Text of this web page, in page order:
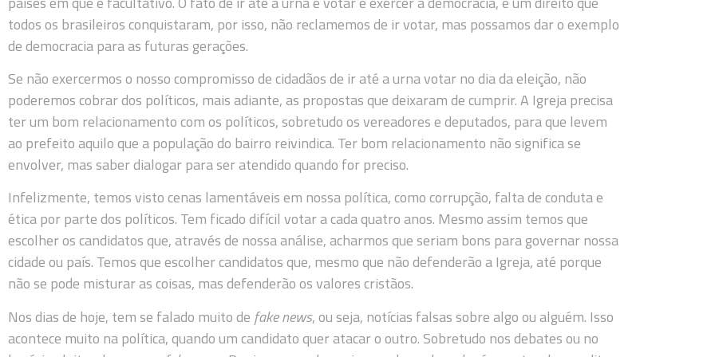
todos os brasileiros conquistaram, por isso, não reclamemos de ir votar, mas possamos dar o exemplo
de democracia para as futuras gerações.
Se não exercermos o nosso compromisso de cidadãos de ir até a urna votar no dia da eleição, não
poderemos cobrar dos políticos, mais adiante, as propostas que deixaram de cumprir. A Igreja precisa
ter um bom relacionamento com os políticos, sobretudo os vereadores e deputados, para que levem
ao prefeito aquilo que a população do bairro reivindica. Ter bom relacionamento não significa se
envolver, mas saber dialogar para ser atendido quando for preciso.
Infelizmente, temos visto cenas lamentáveis em nossa política, como corrupção, falta de conduta e
ética por parte dos políticos. Tem ficado difícil votar a cada quatro anos. Mesmo assim temos que
escolher os candidatos que, através de nossa análise, acharmos que seriam bons para governar nossa
cidade ou país. Temos que escolher candidatos que, mesmo que não defenderão a Igreja, até porque
não se pode misturar as coisas, mas defenderão os valores cristãos.
Nos dias de hoje, tem se falado muito de fake news, ou seja, notícias falsas sobre algo ou alguém. Isso
acontece muito na política, quando um candidato quer atacar o outro. Sobretudo nos debates ou no